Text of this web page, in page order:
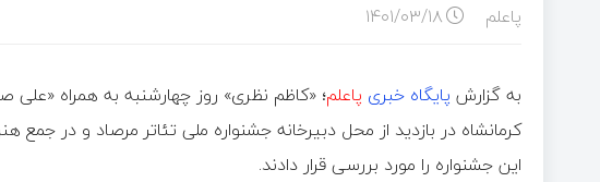
پاعلم ۱۴۰۱/۰۳/۱۸
به گزارش پایگاه خبری پاعلم؛ «کاظم نظری» روز چهارشنبه به همراه
کرمانشاه در بازدید از محل دبیرخانه جشنواره ملی تئاتر مرصاد و در
این جشنواره را مورد بررسی قرار دادند.